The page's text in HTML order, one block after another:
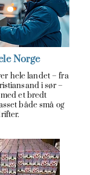
Norge
hele landet – fra
i sør –
et bredt
både små og